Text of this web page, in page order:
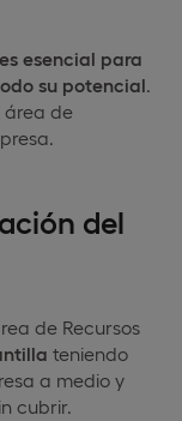
esencial para
su potencial
área de
del
de Recursos
teniendo
a medio y
cubrir.